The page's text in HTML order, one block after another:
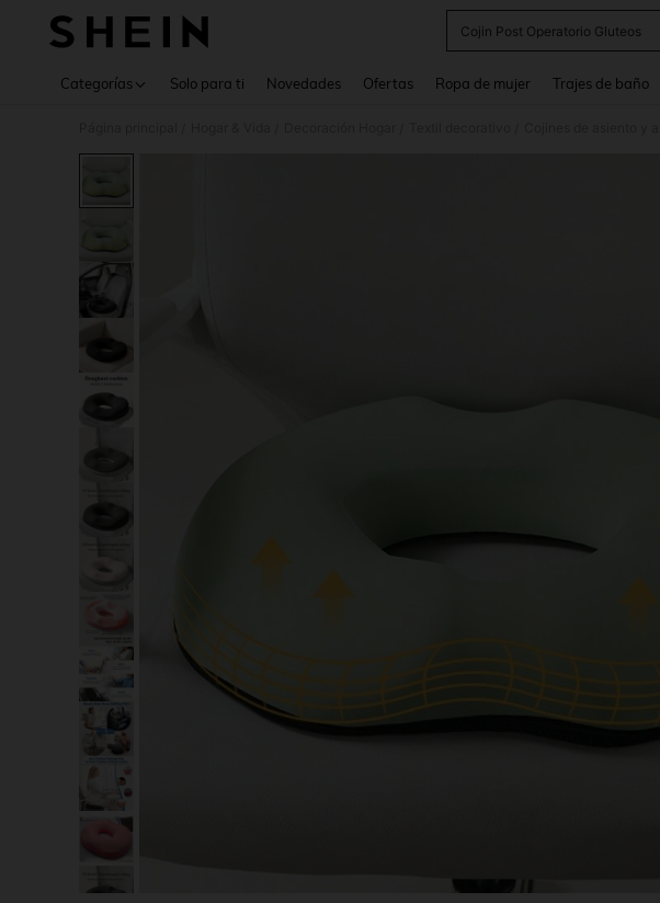
Cojin Post Operatorio Gluteos
Categorías Solo para ti Novedades Ofertas Ropa de mujer Trajes de baño